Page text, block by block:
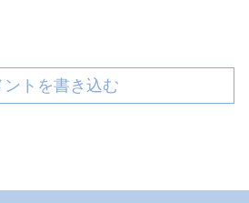
ントを書き込む